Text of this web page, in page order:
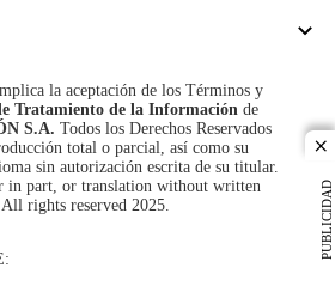
PUBLICIDAD
la aceptación de los Términos y
Tratamiento de la Información de
S.A. Todos los Derechos Reservados
total o parcial, así como su
sin autorización escrita de su titular.
in part, or translation without written
rights reserved 2025.